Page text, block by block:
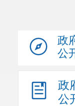
政
公
政
公